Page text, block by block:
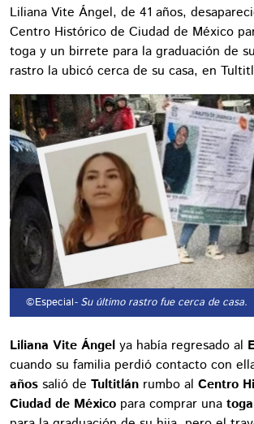
Liliana Vite Ángel, de 41 años,
Centro Histórico de Ciudad de México
toga y un birrete para la graduación de
rastro la ubicó cerca de su casa, en
©Especial- Su último rastro fue cerca de casa.
Liliana Vite Ángel ya había regresado al
cuando su familia perdió contacto con
años salió de Tultitlán rumbo al Centro
Ciudad de México para comprar una